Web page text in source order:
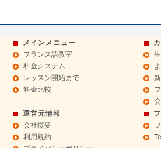
メインメニュー
フランス語教室
料金システム
レッスン開始まで
料金比較
運営元情報
会社概要
利用規約